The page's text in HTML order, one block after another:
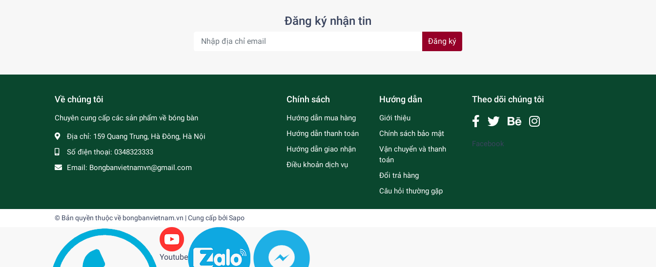
Đăng ký nhận tin
Đăng ký
Về chúng tôi
Chuyên cung cấp các sản phẩm về bóng bàn
Địa chỉ: 159 Quang Trung, Hà Đông, Hà Nội
Số điện thoại: 0348323333
Email: Bongbanvietnamvn@gmail.com
Chính sách
Hướng dẫn mua hàng
Hướng dẫn thanh toán
Hướng dẫn giao nhận
Điều khoản dịch vụ
Hướng dẫn
Giới thiệu
Chính sách bảo mật
Vận chuyển và thanh
toán
Đổi trả hàng
Câu hỏi thường gặp
Theo dõi chúng tôi
Facebook
© Bản quyền thuộc về bongbanvietnam.vn | Cung cấp bởiSapo
Youtube